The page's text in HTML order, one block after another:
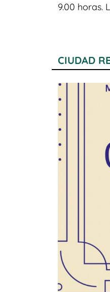
9.00 horas.
CIUDAD